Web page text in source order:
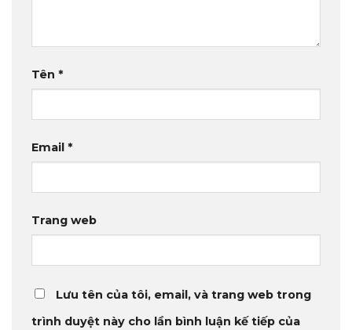
Tên *
Email *
Trang web
Lưu tên của tôi, email, và trang web trong
trình duyệt này cho lần bình luận kế tiếp của